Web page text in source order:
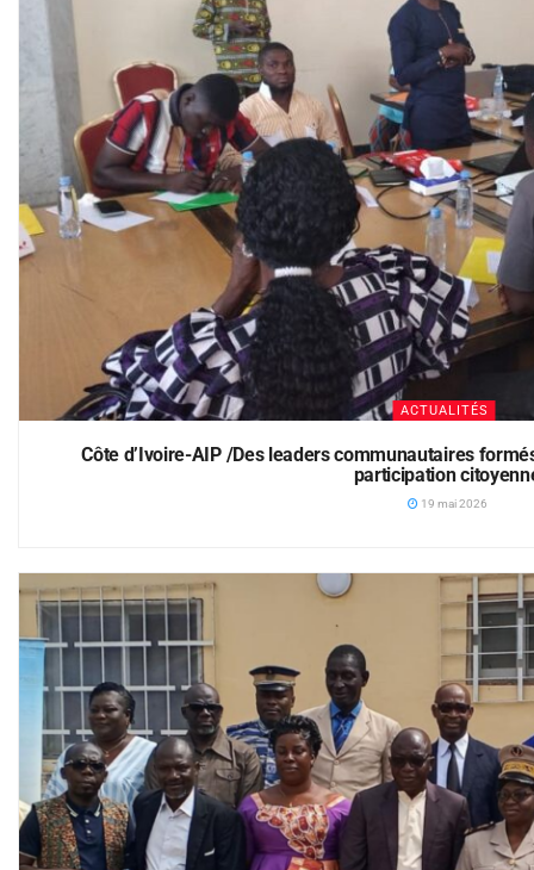
ACTUALITÉS
Côte d’Ivoire-AIP /Des leaders communautaires
participation
19 mai 2026